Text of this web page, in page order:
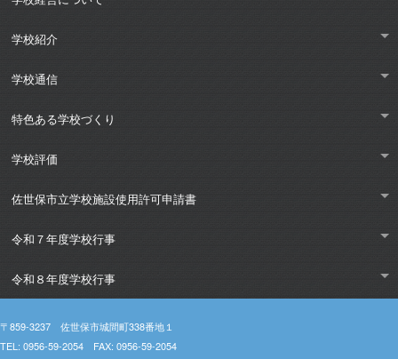
7月14日
行事)
学校紹介
学校通信
特色ある学校づくり
学校評価
佐世保市立学校施設使用許可申請書
令和７年度学校行事
令和８年度学校行事
〒859-3237 佐世保市城間町338番地１
TEL: 0956-59-2054 FAX: 0956-59-2054